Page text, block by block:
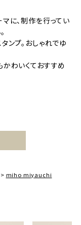
に、制作を行ってい
ンプ。おしゃれでゆ
わいくておすすめ
miho miyauchi